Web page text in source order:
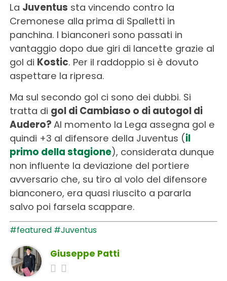
La Juventus sta vincendo contro la
Cremonese alla prima di Spalletti in
panchina. I bianconeri sono passati in
vantaggio dopo due giri di lancette grazie al
gol di Kostic. Per il raddoppio si è dovuto
aspettare la ripresa.
Ma sul secondo gol ci sono dei dubbi. Si
tratta di gol di Cambiaso o di autogol di
Audero? Al momento la Lega assegna gol e
quindi +3 al difensore della Juventus (il
primo della stagione), considerata dunque
non influente la deviazione del portiere
avversario che, su tiro al volo del difensore
bianconero, era quasi riuscito a pararla
salvo poi farsela scappare.
#featured #Juventus
Giuseppe Patti